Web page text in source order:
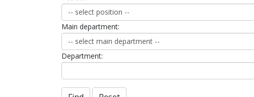
Main department:
Department: